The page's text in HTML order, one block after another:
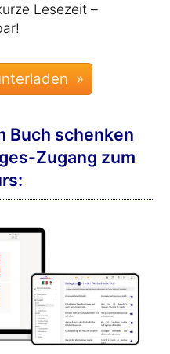
Lesezeit –
Buch schenken
Zugang zum